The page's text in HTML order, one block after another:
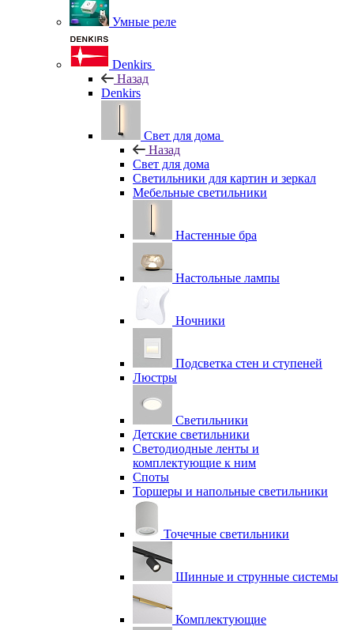
Умные реле
Denkirs
Назад
Denkirs
Свет для дома
Назад
Свет для дома
Светильники для картин и зеркал
Мебельные светильники
Настенные бра
Настольные лампы
Ночники
Подсветка стен и ступеней
Люстры
Светильники
Детские светильники
Светодиодные ленты и
комплектующие к ним
Споты
Торшеры и напольные светильники
Точечные светильники
Шинные и струнные системы
Комплектующие